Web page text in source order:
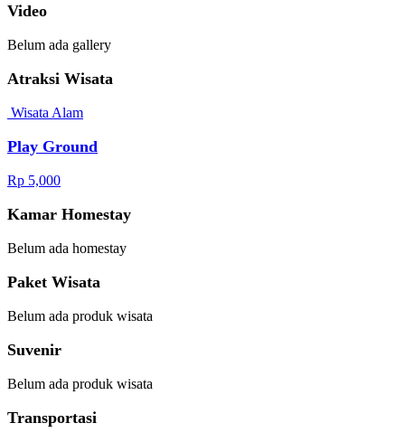
Video
Belum ada gallery
Atraksi Wisata
Wisata Alam
Play Ground
Rp 5,000
Kamar Homestay
Belum ada homestay
Paket Wisata
Belum ada produk wisata
Suvenir
Belum ada produk wisata
Transportasi